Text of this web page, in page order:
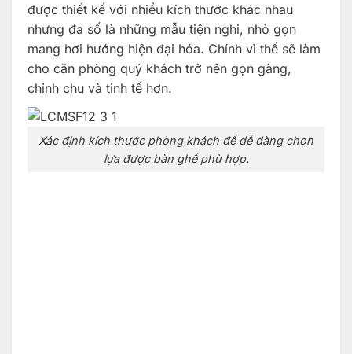
được thiết kế với nhiều kích thước khác nhau
nhưng đa số là những mẫu tiện nghi, nhỏ gọn
mang hơi hướng hiện đại hóa. Chính vì thế sẽ làm
cho căn phòng quý khách trở nên gọn gàng,
chỉnh chu và tinh tế hơn.
Xác định kích thước phòng khách để dễ dàng chọn
lựa được bàn ghế phù hợp.